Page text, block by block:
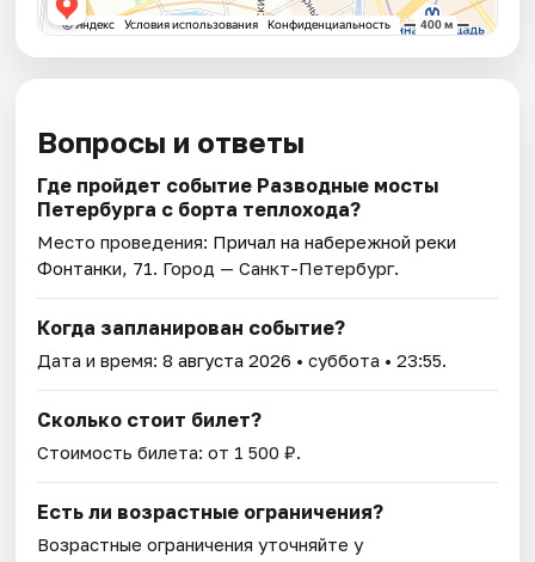
Вопросы и ответы
Где пройдет событие Разводные мосты
Петербурга с борта теплохода?
Место проведения: Причал на набережной реки
Фонтанки, 71. Город — Санкт-Петербург.
Когда запланирован событие?
Дата и время:8 августа 2026 • суббота • 23:55.
Сколько стоит билет?
Стоимость билета: от 1 500 ₽.
Есть ли возрастные ограничения?
Возрастные ограничения уточняйте у